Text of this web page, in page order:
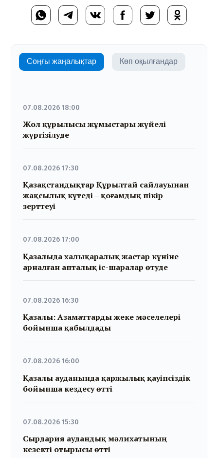
Соңғы жаңалықтар Көп оқылғандар
07.08.2026 18:00
Жол құрылысы жұмыстары жүйелі
жүргізілуде
07.08.2026 17:30
Қазақстандықтар Құрылтай сайлауынан
жақсылық күтеді – қоғамдық пікір
зерттеуі
07.08.2026 17:00
Қазалыда халықаралық жастар күніне
арналған апталық іс-шаралар өтуде
07.08.2026 16:30
Қазалы: Азаматтарды жеке мәселелері
бойынша қабылдады
07.08.2026 16:00
Қазалы ауданында қаржылық қауіпсіздік
бойынша кездесу өтті
07.08.2026 15:30
Сырдария аудандық мәлихатының
кезекті отырысы өтті